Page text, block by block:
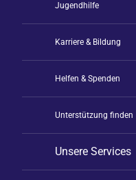
Jugendhilfe
Karriere & Bildung
Helfen & Spenden
Unterstützung finden
Unsere Services